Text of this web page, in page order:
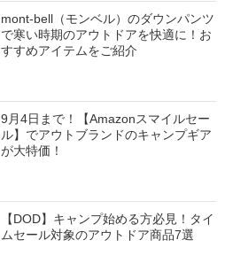
mont-bell（モンベル）のダウンパンツ
で寒い時期のアウトドアを快適に！お
すすめアイテムをご紹介
9月4日まで！【Amazonスマイルセー
ル】でアウトブランドのキャンプギア
が大特価！
【DOD】キャンプ始める方必見！タイ
ムセール対象のアウトドア商品7選